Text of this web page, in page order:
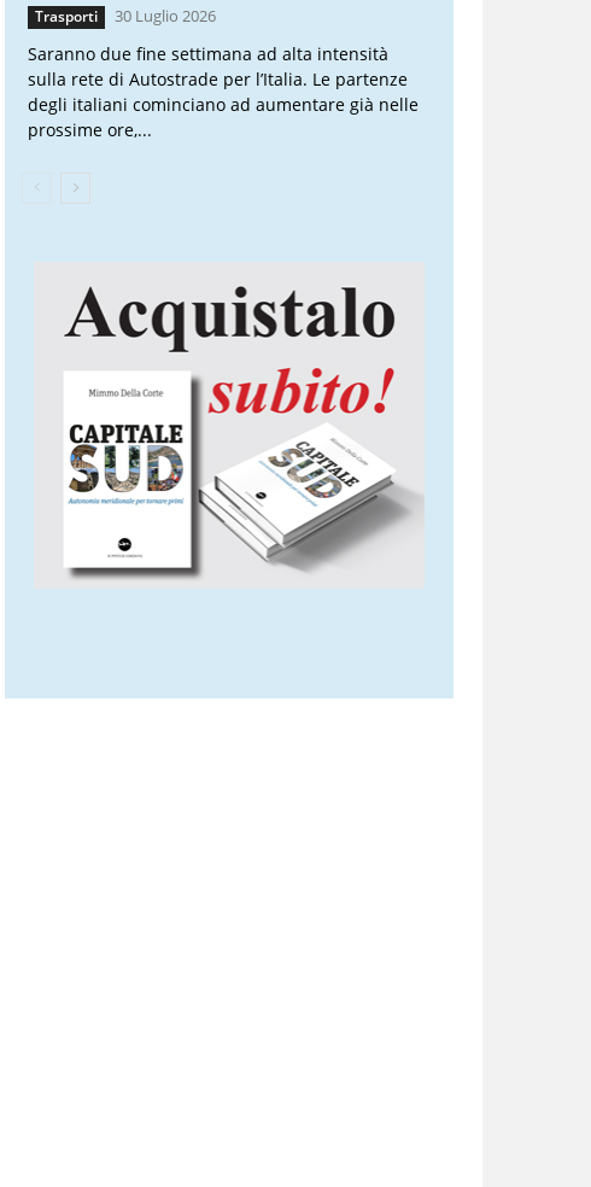
Trasporti 30 Luglio 2026
Saranno due fine settimana ad alta intensità
sulla rete di Autostrade per l’Italia. Le partenze
degli italiani cominciano ad aumentare già nelle
prossime ore,...